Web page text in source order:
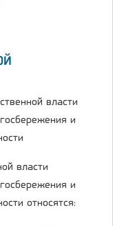
власти
и
власти
и
относятся: